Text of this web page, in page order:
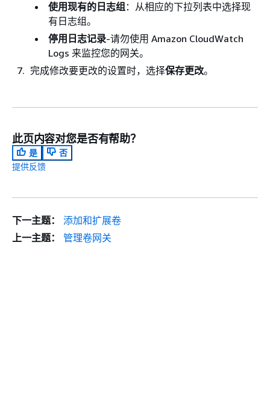
使用现有的日志组：从相应的下拉列表中选择现
有日志组。
停用日志记录-请勿使用 Amazon CloudWatch
Logs 来监控您的网关。
完成修改要更改的设置时，选择保存更改。
此页内容对您是否有帮助？
是
否
提供反馈
下一主题：
添加和扩展卷
上一主题：
管理卷网关